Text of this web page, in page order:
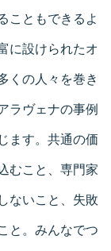
こともできるよ
に設けられたオ
くの人々を巻き
ラヴェナの事例
ます。共通の価
むこと、専門家
ないこと、失敗
と。みんなでつ